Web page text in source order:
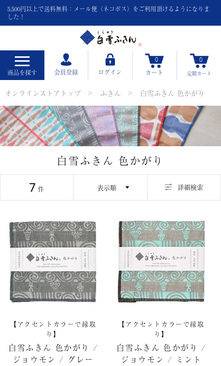
5,500円以上で送料無料：メール便（ネコポス）をご利用頂けるようになりま
した！
商品を探す 会員登録 ログイン
0
カート
0
定期カート
オンラインストアトップ ふきん 白雪ふきん 色かがり
白雪ふきん 色かがり
並び替え
7 詳細検索
【アクセントカラーで縁取
り】
白雪ふきん 色かがり /
ジョウモン / グレー
【アクセントカラーで縁取
り】
白雪ふきん 色かがり /
ジョウモン / ミント